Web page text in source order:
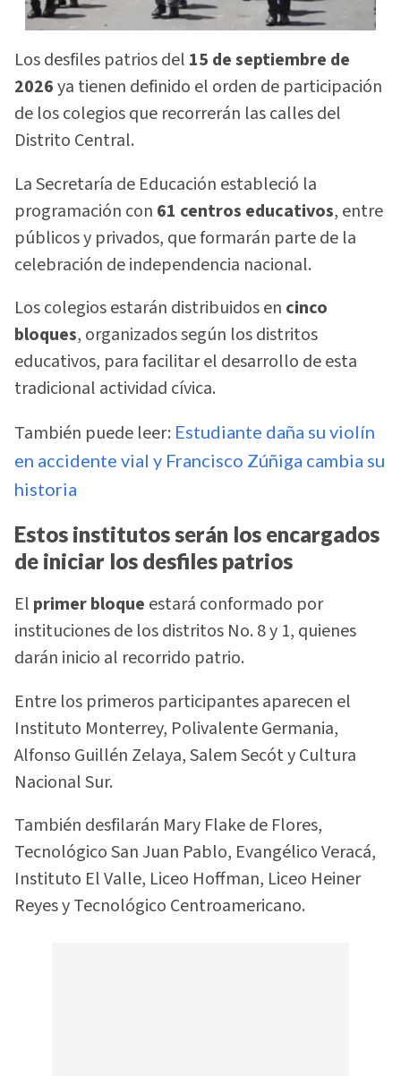
Los desfiles patrios del 15 de septiembre de
2026ya tienen definido el orden de participación
de los colegios que recorrerán las calles del
Distrito Central.
La Secretaría de Educación estableció la
programación con 61 centros educativos, entre
públicos y privados, que formarán parte de la
celebración de independencia nacional.
Los colegios estarán distribuidos en cinco
bloques, organizados según los distritos
educativos, para facilitar el desarrollo de esta
tradicional actividad cívica.
También puede leer: Estudiante daña su violín
en accidente vial y Francisco Zúñiga cambia su
historia
Estos institutos serán los encargados
de iniciar los desfiles patrios
El primer bloque estará conformado por
instituciones de los distritos No. 8 y 1, quienes
darán inicio al recorrido patrio.
Entre los primeros participantes aparecen el
Instituto Monterrey, Polivalente Germania,
Alfonso Guillén Zelaya, Salem Secót y Cultura
Nacional Sur.
También desfilarán Mary Flake de Flores,
Tecnológico San Juan Pablo, Evangélico Veracá,
Instituto El Valle, Liceo Hoffman, Liceo Heiner
Reyes y Tecnológico Centroamericano.